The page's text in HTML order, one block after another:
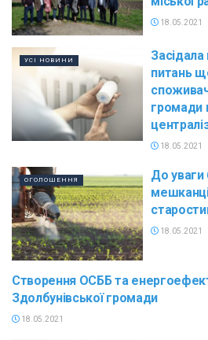
18.05.2021
УСІ НОВИНИ
Засідала
питань
громади
18.05.2021
ОГОЛОШЕННЯ
До уваги
18.05.2021
АНОНСИ ПОДІЙ
Створення ОСББ та
Здолбунівської громади
18.05.2021